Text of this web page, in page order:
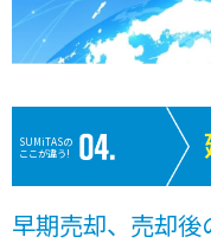
SUMiTASの
ここが違う!
早期売却、売却